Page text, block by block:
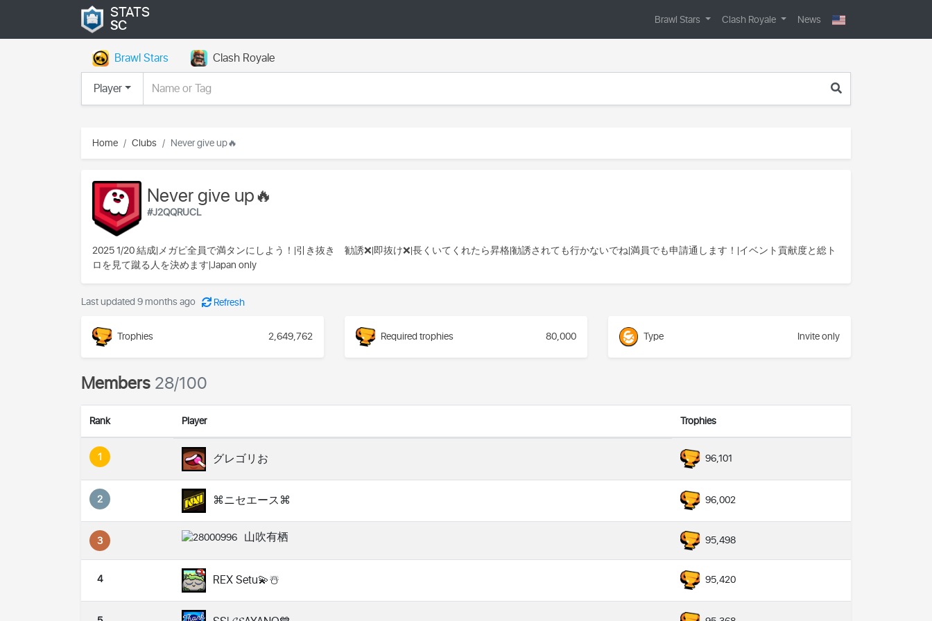
STATS
SC Brawl Stars Clash Royale News
Brawl Stars
Clash Royale
Player
Home Clubs Never give up🔥
Never give up🔥
#J2QQRUCL
2025 1/20 結成|メガピ全員で満タンにしよう！|引き抜き 勧誘❌|即抜け❌|長くいてくれたら昇格|勧誘されても行かないでね|満員でも申請通します！|イベント貢献度と総ト
ロを見て蹴る人を決めます|Japan only
Last updated 9 months ago Refresh
Trophies 2,649,762 Required trophies 80,000 Type Invite only
Members28/100
Rank Player Trophies
1 グレゴリお 96,101
2 ⌘ニセエース⌘ 96,002
3 山吹有栖 95,498
4 REX Setu💫☃️ 95,420